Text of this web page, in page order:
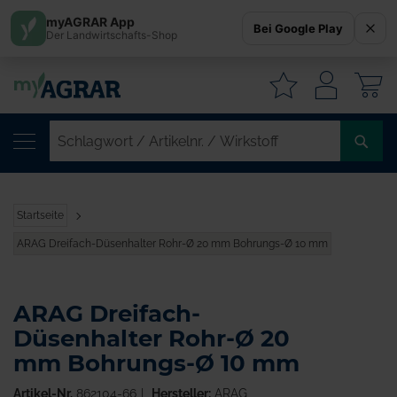
Startseite
ARAG Dreifach-Düsenhalter Rohr-Ø 20 mm Bohrungs-Ø 10 mm
ARAG Dreifach-
Düsenhalter Rohr-Ø 20
mm Bohrungs-Ø 10 mm
Artikel-Nr. 862104-66 Hersteller:ARAG
myAGRAR App
Der Landwirtschafts-Shop Bei Google Play